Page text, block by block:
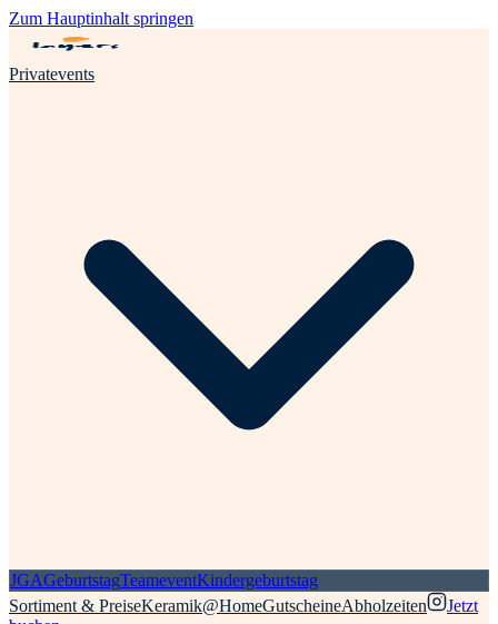
Zum Hauptinhalt springen
Privatevents
JGAGeburtstagTeameventKindergeburtstag
Sortiment & PreiseKeramik@HomeGutscheineAbholzeiten
Jetzt